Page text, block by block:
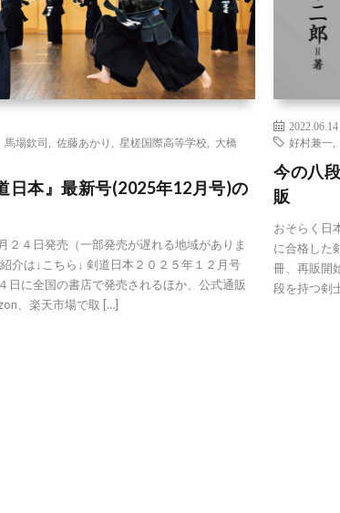
馬場欽司 佐藤あかり 星槎国際高等学校
大橋
日本』最新号(2025年12月号)の
２４日発売（一部発売が遅れる地域がありま
介は↓こちら↓ 剣道日本２０２５年１２月号
日に全国の書店で発売されるほか、公式通販
、楽天市場で取 […]
2022.06.14
好村兼一
今の八
販
おそらく日
に合格した
冊、再販開
段を持つ剣